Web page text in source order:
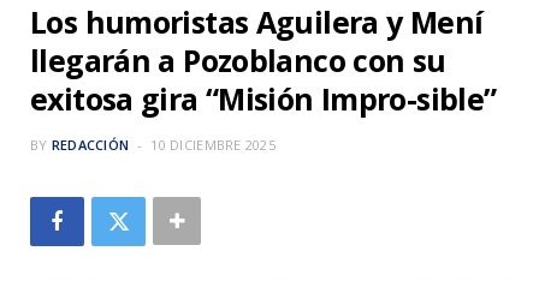
e
r
)
a
Los humoristas Aguilera y Mení
llegarán a Pozoblanco con su
exitosa gira “Misión Impro-sible”
BY REDACCIÓN 10 DICIEMBRE 2025